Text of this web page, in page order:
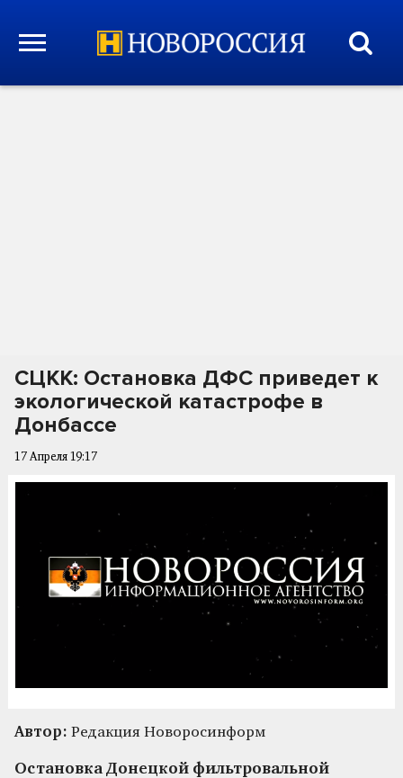
СЦКК: Остановка ДФС приведет к
экологической катастрофе в
Донбассе
17 Апреля 19:17
Автор: Редакция Новоросинформ
Остановка Донецкой фильтровальной